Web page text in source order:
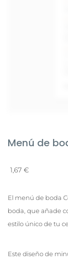
Menú de
1,67 €
El menú de boda
boda, que añade
estilo único de tu
Este diseño de